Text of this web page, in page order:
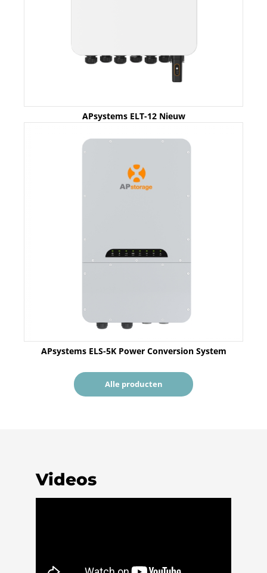
APsystems ELT-12 Nieuw
APsystems ELS-5K Power Conversion System
Alle producten
Videos